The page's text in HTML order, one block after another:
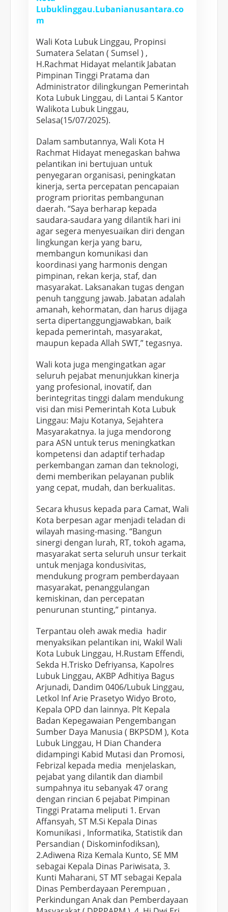
n
a
i
n
g
g
a
u
J
a
r
a
M
u
l
a
B
e
r
g
e
r
a
k
,
4
7
P
e
j
a
b
a
t
D
i
a
n
t
i
k
W
a
l
i
o
t
a
L
u
b
u
k
L
i
n
g
g
a
u
,
H
.
R
a
h
m
a
Lubuklinggau.Lubanianusantara.co
m
Wali Kota Lubuk Linggau, Propinsi
Sumatera Selatan ( Sumsel ) ,
H.Rachmat Hidayat melantik Jabatan
Pimpinan Tinggi Pratama dan
Administrator dilingkungan Pemerintah
Kota Lubuk Linggau, di Lantai 5 Kantor
Walikota Lubuk Linggau,
Selasa(15/07/2025).
Dalam sambutannya, Wali Kota H
Rachmat Hidayat menegaskan bahwa
pelantikan ini bertujuan untuk
penyegaran organisasi, peningkatan
kinerja, serta percepatan pencapaian
program prioritas pembangunan
daerah. “Saya berharap kepada
saudara-saudara yang dilantik hari ini
agar segera menyesuaikan diri dengan
lingkungan kerja yang baru,
membangun komunikasi dan
koordinasi yang harmonis dengan
pimpinan, rekan kerja, staf, dan
masyarakat. Laksanakan tugas dengan
penuh tanggung jawab. Jabatan adalah
amanah, kehormatan, dan harus dijaga
serta dipertanggungjawabkan, baik
kepada pemerintah, masyarakat,
maupun kepada Allah SWT,” tegasnya.
Wali kota juga mengingatkan agar
seluruh pejabat menunjukkan kinerja
yang profesional, inovatif, dan
berintegritas tinggi dalam mendukung
visi dan misi Pemerintah Kota Lubuk
Linggau: Maju Kotanya, Sejahtera
Masyarakatnya. Ia juga mendorong
para ASN untuk terus meningkatkan
kompetensi dan adaptif terhadap
perkembangan zaman dan teknologi,
demi memberikan pelayanan publik
yang cepat, mudah, dan berkualitas.
Secara khusus kepada para Camat, Wali
Kota berpesan agar menjadi teladan di
wilayah masing-masing. “Bangun
sinergi dengan lurah, RT, tokoh agama,
masyarakat serta seluruh unsur terkait
untuk menjaga kondusivitas,
mendukung program pemberdayaan
masyarakat, penanggulangan
kemiskinan, dan percepatan
penurunan stunting,” pintanya.
Terpantau oleh awak media hadir
menyaksikan pelantikan ini, Wakil Wali
Kota Lubuk Linggau, H.Rustam Effendi,
Sekda H.Trisko Defriyansa, Kapolres
Lubuk Linggau, AKBP Adhitiya Bagus
Arjunadi, Dandim 0406/Lubuk Linggau,
Letkol Inf Arie Prasetyo Widyo Broto,
Kepala OPD dan lainnya. Plt Kepala
Badan Kepegawaian Pengembangan
Sumber Daya Manusia ( BKPSDM ), Kota
Lubuk Linggau, H Dian Chandera
didampingi Kabid Mutasi dan Promosi,
Febrizal kepada media menjelaskan,
pejabat yang dilantik dan diambil
sumpahnya itu sebanyak 47 orang
dengan rincian 6 pejabat Pimpinan
Tinggi Pratama meliputi 1. Ervan
Affansyah, ST M.Si Kepala Dinas
Komunikasi , Informatika, Statistik dan
Persandian ( Diskominfodiksan),
2.Adiwena Riza Kemala Kunto, SE MM
sebagai Kepala Dinas Pariwisata, 3.
Kunti Maharani, ST MT sebagai Kepala
Dinas Pemberdayaan Perempuan ,
Perkindungan Anak dan Pemberdayaan